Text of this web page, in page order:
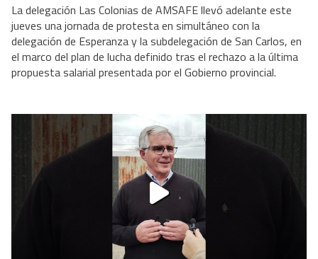
La delegación Las Colonias de AMSAFE llevó adelante este
jueves una jornada de protesta en simultáneo con la
delegación de Esperanza y la subdelegación de San Carlos, en
el marco del plan de lucha definido tras el rechazo a la última
propuesta salarial presentada por el Gobierno provincial.